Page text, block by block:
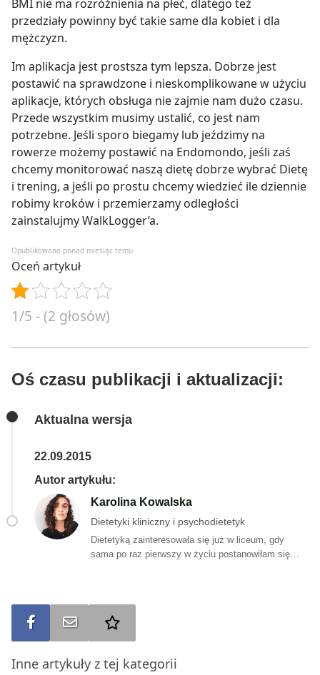
BMI nie ma rozróżnienia na płeć, dlatego też
przedziały powinny być takie same dla kobiet i dla
mężczyzn.
Im aplikacja jest prostsza tym lepsza. Dobrze jest
postawić na sprawdzone i nieskomplikowane w użyciu
aplikacje, których obsługa nie zajmie nam dużo czasu.
Przede wszystkim musimy ustalić, co jest nam
potrzebne. Jeśli sporo biegamy lub jeździmy na
rowerze możemy postawić na Endomondo, jeśli zaś
chcemy monitorować naszą dietę dobrze wybrać Dietę
i trening, a jeśli po prostu chcemy wiedzieć ile dziennie
robimy kroków i przemierzamy odległości
zainstalujmy WalkLogger’a.
Opublikowano ponad miesiąc temu
Oceń artykuł
1/5 - (2 głosów)
Oś czasu publikacji i aktualizacji:
Aktualna wersja
22.09.2015
Autor artykułu:
Karolina Kowalska
Dietetyki kliniczny i psychodietetyk
Dietetyką zainteresowała się już w liceum, gdy
sama po raz pierwszy w życiu postanowiłam się
nie dać za wygraną żywieniowym mitom i tym oto
sposobem wylądowałam na studiach z Dietetyki.
zdobyła solidne podstawy, a praca z pacjentami
Udostępnij na FBWyślij na e-mail
Inne artykuły z tej kategorii